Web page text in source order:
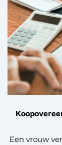
Een vrouw